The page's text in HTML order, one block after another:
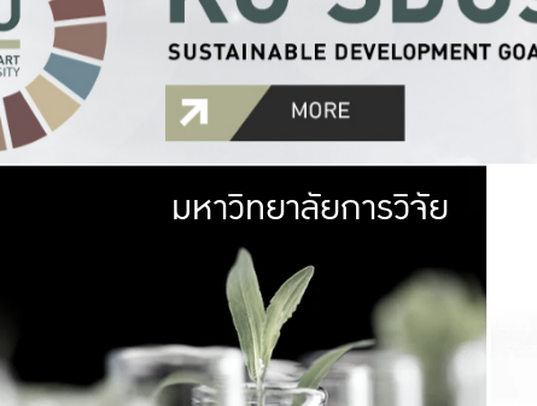
มหาวิทยาลัย
เกษตรศาสตร์ มีพื้นที่เขียวสดใส หน
เป็นป่าในเมือง (URBAN
เกษตรในเมือง (URBAN
ที่นับรวมกันได้ประมาณ
มหาวิทยาลัยการวิจัย